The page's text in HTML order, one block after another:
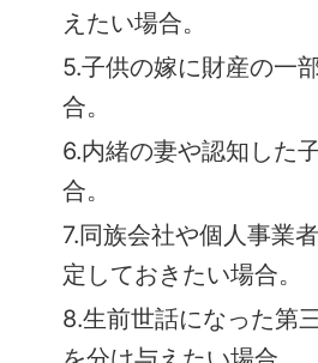
えたい場合。
5.子供の嫁に財産の一
合。
6.内緒の妻や認知した
合。
7.同族会社や個人事業
定しておきたい場合。
8.生前世話になった第